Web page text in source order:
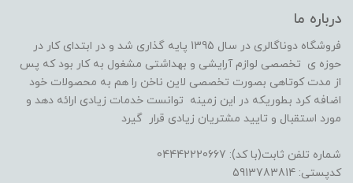
درباره ما
فروشگاه دوناگالری در سال 1395 پایه گذاری شد و در ابتدای کار در
حوزه ی تخصصی لوازم آرایشی و بهداشتی مشغول به کار بود که پس
از مدت کوتاهی بصورت تخصصی لاین ناخن را هم به محصولات خود
اضافه کرد بطوریکه در این زمینه توانست خدمات زیادی ارائه دهد و
مورد استقبال و تایید مشتریان زیادی قرار گیرد
شماره تلفن ثابت(با کد): 04442220667
کدپستی: 5913783814